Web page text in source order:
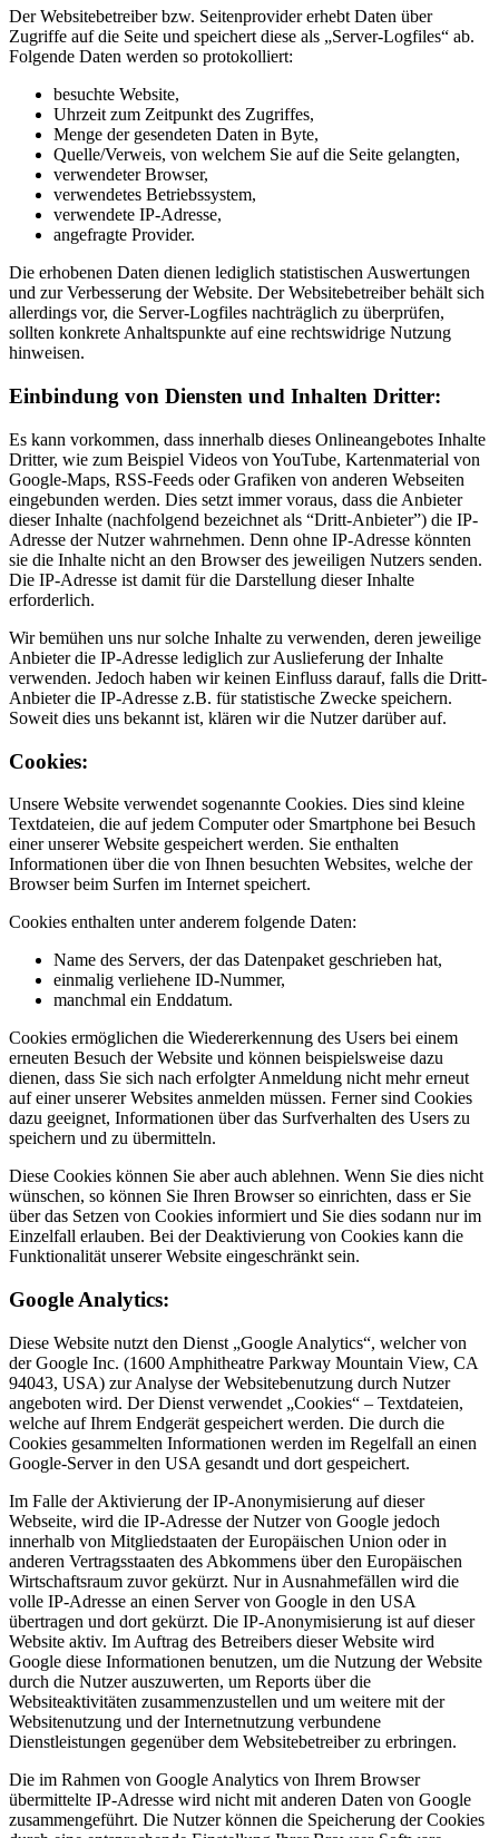
Der Websitebetreiber bzw. Seitenprovider erhebt Daten über
Zugriffe auf die Seite und speichert diese als „Server-Logfiles“ ab.
Folgende Daten werden so protokolliert:
besuchte Website,
Uhrzeit zum Zeitpunkt des Zugriffes,
Menge der gesendeten Daten in Byte,
Quelle/Verweis, von welchem Sie auf die Seite gelangten,
verwendeter Browser,
verwendetes Betriebssystem,
verwendete IP-Adresse,
angefragte Provider.
Die erhobenen Daten dienen lediglich statistischen Auswertungen
und zur Verbesserung der Website. Der Websitebetreiber behält sich
allerdings vor, die Server-Logfiles nachträglich zu überprüfen,
sollten konkrete Anhaltspunkte auf eine rechtswidrige Nutzung
hinweisen.
Einbindung von Diensten und Inhalten Dritter:
Es kann vorkommen, dass innerhalb dieses Onlineangebotes Inhalte
Dritter, wie zum Beispiel Videos von YouTube, Kartenmaterial von
Google-Maps, RSS-Feeds oder Grafiken von anderen Webseiten
eingebunden werden. Dies setzt immer voraus, dass die Anbieter
dieser Inhalte (nachfolgend bezeichnet als “Dritt-Anbieter”) die IP-
Adresse der Nutzer wahrnehmen. Denn ohne IP-Adresse könnten
sie die Inhalte nicht an den Browser des jeweiligen Nutzers senden.
Die IP-Adresse ist damit für die Darstellung dieser Inhalte
erforderlich.
Wir bemühen uns nur solche Inhalte zu verwenden, deren jeweilige
Anbieter die IP-Adresse lediglich zur Auslieferung der Inhalte
verwenden. Jedoch haben wir keinen Einfluss darauf, falls die Dritt-
Anbieter die IP-Adresse z.B. für statistische Zwecke speichern.
Soweit dies uns bekannt ist, klären wir die Nutzer darüber auf.
Cookies:
Unsere Website verwendet sogenannte Cookies. Dies sind kleine
Textdateien, die auf jedem Computer oder Smartphone bei Besuch
einer unserer Website gespeichert werden. Sie enthalten
Informationen über die von Ihnen besuchten Websites, welche der
Browser beim Surfen im Internet speichert.
Cookies enthalten unter anderem folgende Daten:
Name des Servers, der das Datenpaket geschrieben hat,
einmalig verliehene ID-Nummer,
manchmal ein Enddatum.
Cookies ermöglichen die Wiedererkennung des Users bei einem
erneuten Besuch der Website und können beispielsweise dazu
dienen, dass Sie sich nach erfolgter Anmeldung nicht mehr erneut
auf einer unserer Websites anmelden müssen. Ferner sind Cookies
dazu geeignet, Informationen über das Surfverhalten des Users zu
speichern und zu übermitteln.
Diese Cookies können Sie aber auch ablehnen. Wenn Sie dies nicht
wünschen, so können Sie Ihren Browser so einrichten, dass er Sie
über das Setzen von Cookies informiert und Sie dies sodann nur im
Einzelfall erlauben. Bei der Deaktivierung von Cookies kann die
Funktionalität unserer Website eingeschränkt sein.
Google Analytics:
Diese Website nutzt den Dienst „Google Analytics“, welcher von
der Google Inc. (1600 Amphitheatre Parkway Mountain View, CA
94043, USA) zur Analyse der Websitebenutzung durch Nutzer
angeboten wird. Der Dienst verwendet „Cookies“ – Textdateien,
welche auf Ihrem Endgerät gespeichert werden. Die durch die
Cookies gesammelten Informationen werden im Regelfall an einen
Google-Server in den USA gesandt und dort gespeichert.
Im Falle der Aktivierung der IP-Anonymisierung auf dieser
Webseite, wird die IP-Adresse der Nutzer von Google jedoch
innerhalb von Mitgliedstaaten der Europäischen Union oder in
anderen Vertragsstaaten des Abkommens über den Europäischen
Wirtschaftsraum zuvor gekürzt. Nur in Ausnahmefällen wird die
volle IP-Adresse an einen Server von Google in den USA
übertragen und dort gekürzt. Die IP-Anonymisierung ist auf dieser
Website aktiv. Im Auftrag des Betreibers dieser Website wird
Google diese Informationen benutzen, um die Nutzung der Website
durch die Nutzer auszuwerten, um Reports über die
Websiteaktivitäten zusammenzustellen und um weitere mit der
Websitenutzung und der Internetnutzung verbundene
Dienstleistungen gegenüber dem Websitebetreiber zu erbringen.
Die im Rahmen von Google Analytics von Ihrem Browser
übermittelte IP-Adresse wird nicht mit anderen Daten von Google
zusammengeführt. Die Nutzer können die Speicherung der Cookies